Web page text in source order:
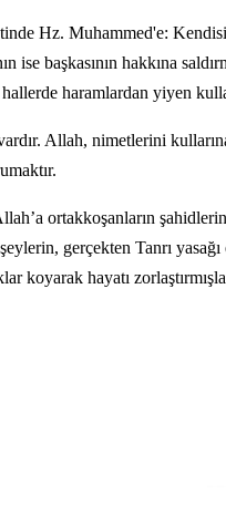
Hz. Muhammed'e:
ise başkasının hakkına
haramlardan yiyen
Allah, nimetlerini
ortakkoşanların
gerçekten Tanrı
koyarak hayatı